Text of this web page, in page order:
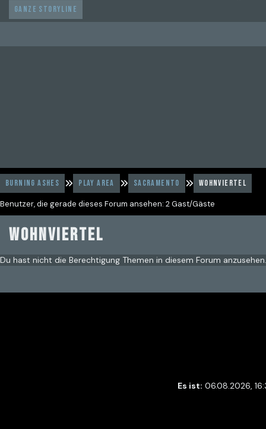
Ganze Storyline
Burning Ashes Play Area Sacramento Wohnviertel
Benutzer, die gerade dieses Forum ansehen: 2 Gast/Gäste
Wohnviertel
Du hast nicht die Berechtigung Themen in diesem Forum anzusehen.
Es ist: 06.08.2026,